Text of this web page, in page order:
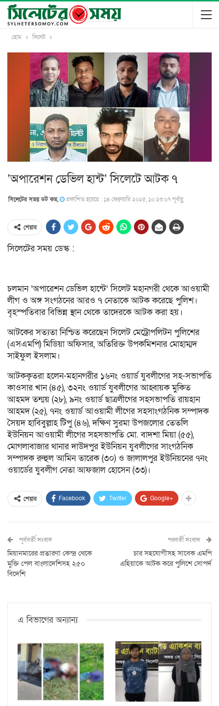
হোম সিলেট
‘অপারেশন ডেভিল হান্ট’ সিলেটে আটক ৭
সিলেটের সময় ডট কম, প্রকাশিত হয়েছে : ১৪ ফেব্রুয়ারি ২০২৫, ১০:২৩:০৭ পূর্বাহ্ণ
শেয়ার
সিলেটের সময় ডেস্ক :
চলমান ‘অপারেশন ডেভিল হান্টে’ সিলেট মহানগরী থেকে আওয়ামী
লীগ ও অঙ্গ সংগঠনের আরও ৭ নেতাকে আটক করেছে পুলিশ।
বৃহস্পতিবার বিভিন্ন স্থান থেকে তাদেরকে আটক করা হয়।
আটকের সত্যতা নিশ্চিত করেছেন সিলেট মেট্রোপলিটন পুলিশের
(এসএমপি) মিডিয়া অফিসার, অতিরিক্ত উপকমিশনার মোহাম্মদ
সাইফুল ইসলাম।
আটককৃতরা হলেন-মহানগরীর ১৬নং ওয়ার্ড যুবলীগের সহ-সভাপতি
কাওসার খান (৪৫), ৩২নং ওয়ার্ড যুবলীগের আহ্বায়ক মুকিত
আহমদ তন্ময় (২৮), ৯নং ওয়ার্ড ছাত্রলীগের সহসভাপতি রায়হান
আহমদ (২৫), ৭নং ওয়ার্ড আওয়ামী লীগের সহসাংগঠনিক সম্পাদক
সৈয়দ হাবিবুল্লাহ টিপু (৪৬), দক্ষিণ সুরমা উপজলোর তেতলি
ইউনিয়ন আওয়ামী লীগের সহসভাপতি মো. বাদশা মিয়া (৫৫),
মোগলাবাজার থানার দাউদপুর ইউনিয়ন যুবলীগের সাংগঠনিক
সম্পাদক রুহুল আমিন তারেক (৩০) ও জালালপুর ইউনিয়নের ৭নং
ওয়ার্ডের যুবলীগ নেতা আফজাল হোসেন (৩৩)।
শেয়ার Facebook Twitter Google+
পূর্ববর্তী সংবাদ
মিয়ানমারের প্রতারণা কেন্দ্র থেকে
মুক্তি পেল বাংলাদেশিসহ ২৫০
বিদেশি
পরবর্তী সংবাদ
চার সহযোগীসহ সাবেক এমপি
এহিয়াকে আটক করে পুলিশে সোপর্দ
এ বিভাগের অন্যান্য